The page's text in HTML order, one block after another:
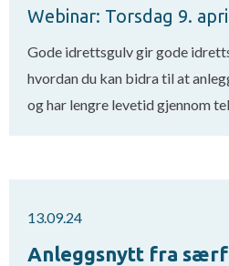
Webinar: Torsdag 9.
Gode idrettsgulv gir gode
hvordan du kan bidra til at
og har lengre levetid gjennom
13.09.24
Anleggsnytt fra